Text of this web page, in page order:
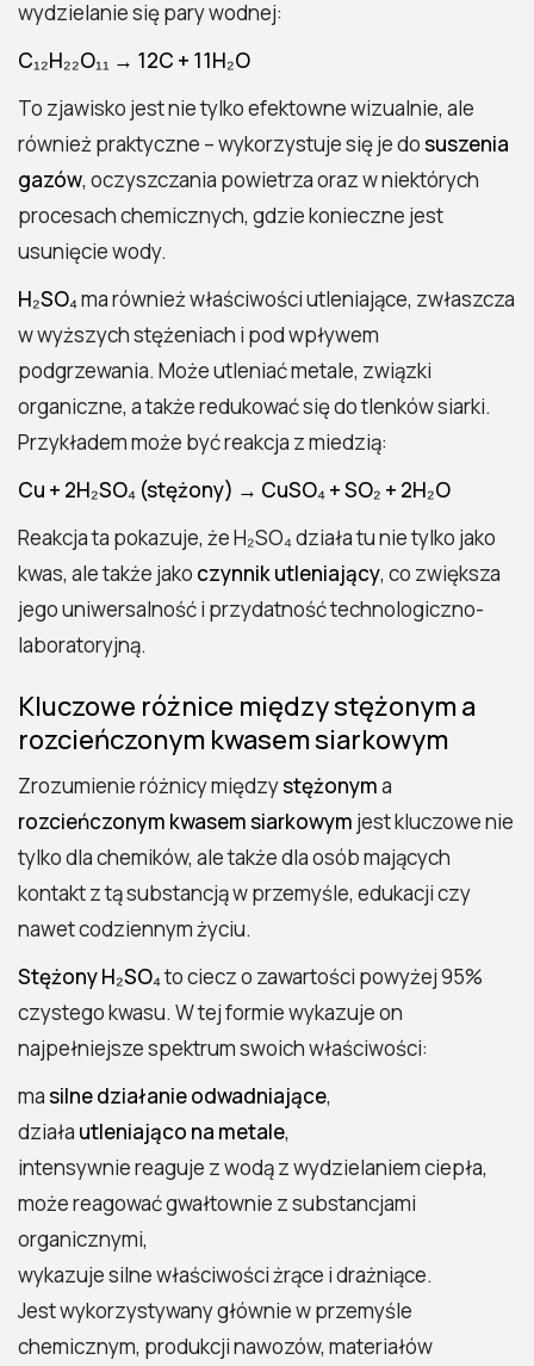
wydzielanie się pary wodnej:
C₁₂H₂₂O₁₁ → 12C + 11H₂O
To zjawisko jest nie tylko efektowne wizualnie, ale
również praktyczne – wykorzystuje się je dosuszenia
gazów, oczyszczania powietrza oraz w niektórych
procesach chemicznych, gdzie konieczne jest
usunięcie wody.
H₂SO₄ma również właściwości utleniające, zwłaszcza
w wyższych stężeniach i pod wpływem
podgrzewania. Może utleniać metale, związki
organiczne, a także redukować się do tlenków siarki.
Przykładem może być reakcja z miedzią:
Cu + 2H₂SO₄ (stężony) → CuSO₄ + SO₂ + 2H₂O
Reakcja ta pokazuje, że H₂SO₄ działa tu nie tylko jako
kwas, ale także jako czynnik utleniający, co zwiększa
jego uniwersalność i przydatność technologiczno-
laboratoryjną.
Kluczowe różnice między stężonym a
rozcieńczonym kwasem siarkowym
Zrozumienie różnicy międzystężonyma
rozcieńczonym kwasem siarkowym jest kluczowe nie
tylko dla chemików, ale także dla osób mających
kontakt z tą substancją w przemyśle, edukacji czy
nawet codziennym życiu.
Stężony H₂SO₄to ciecz o zawartości powyżej 95%
czystego kwasu. W tej formie wykazuje on
najpełniejsze spektrum swoich właściwości:
masilne działanie odwadniające,
działa utleniająco na metale,
intensywnie reaguje z wodą z wydzielaniem ciepła,
może reagować gwałtownie z substancjami
organicznymi,
wykazuje silne właściwości żrące i drażniące.
Jest wykorzystywany głównie w przemyśle
chemicznym, produkcji nawozów, materiałów